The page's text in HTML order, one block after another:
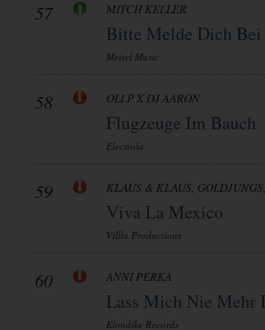
57 MITCH KELLER
Bitte Melde Dich
Meisel Music
58 OLI.P X DJ AARON
Flugzeuge Im Bauch
Electrola
59 KLAUS & KLAUS,
Viva La Mexico
Villla Productions
60 ANNI PERKA
Lass Mich Nie Mehr
Klondike Records